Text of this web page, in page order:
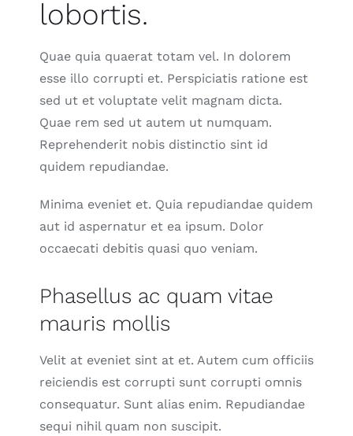
lobortis.
Quae quia quaerat totam vel. In dolorem
esse illo corrupti et. Perspiciatis ratione est
sed ut et voluptate velit magnam dicta.
Quae rem sed ut autem ut numquam.
Reprehenderit nobis distinctio sint id
quidem repudiandae.
Minima eveniet et. Quia repudiandae quidem
aut id aspernatur et ea ipsum. Dolor
occaecati debitis quasi quo veniam.
Phasellus ac quam vitae
mauris mollis
Velit at eveniet sint at et. Autem cum officiis
reiciendis est corrupti sunt corrupti omnis
consequatur. Sunt alias enim. Repudiandae
sequi nihil quam non suscipit.